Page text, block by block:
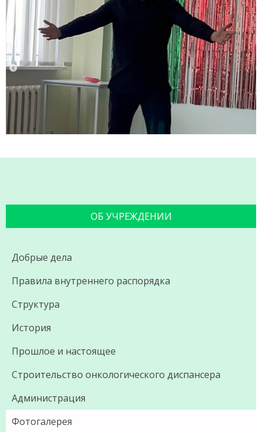
ОБ УЧРЕЖДЕНИИ
Добрые дела
Правила внутреннего распорядка
Структура
История
Прошлое и настоящее
Строительство онкологического диспансера
Администрация
Фотогалерея